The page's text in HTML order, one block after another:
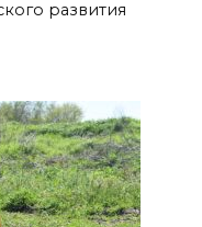
Лесном
развития